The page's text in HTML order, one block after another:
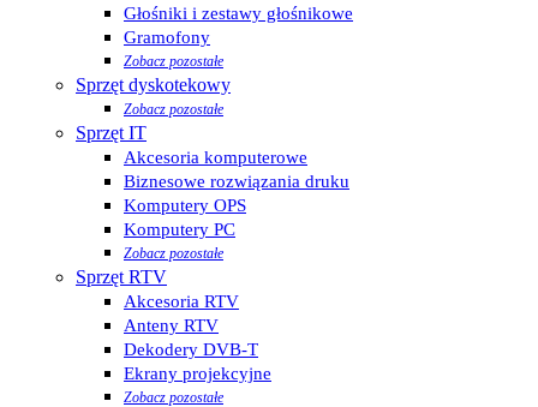
Głośniki i zestawy głośnikowe
Gramofony
Zobacz pozostałe
Sprzęt dyskotekowy
Zobacz pozostałe
Sprzęt IT
Akcesoria komputerowe
Biznesowe rozwiązania druku
Komputery OPS
Komputery PC
Zobacz pozostałe
Sprzęt RTV
Akcesoria RTV
Anteny RTV
Dekodery DVB-T
Ekrany projekcyjne
Zobacz pozostałe